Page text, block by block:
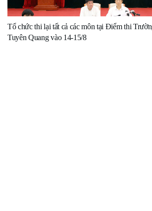
Tổ chức thi lại tất cả các môn tại Điểm thi
Tuyên Quang vào 14-15/8